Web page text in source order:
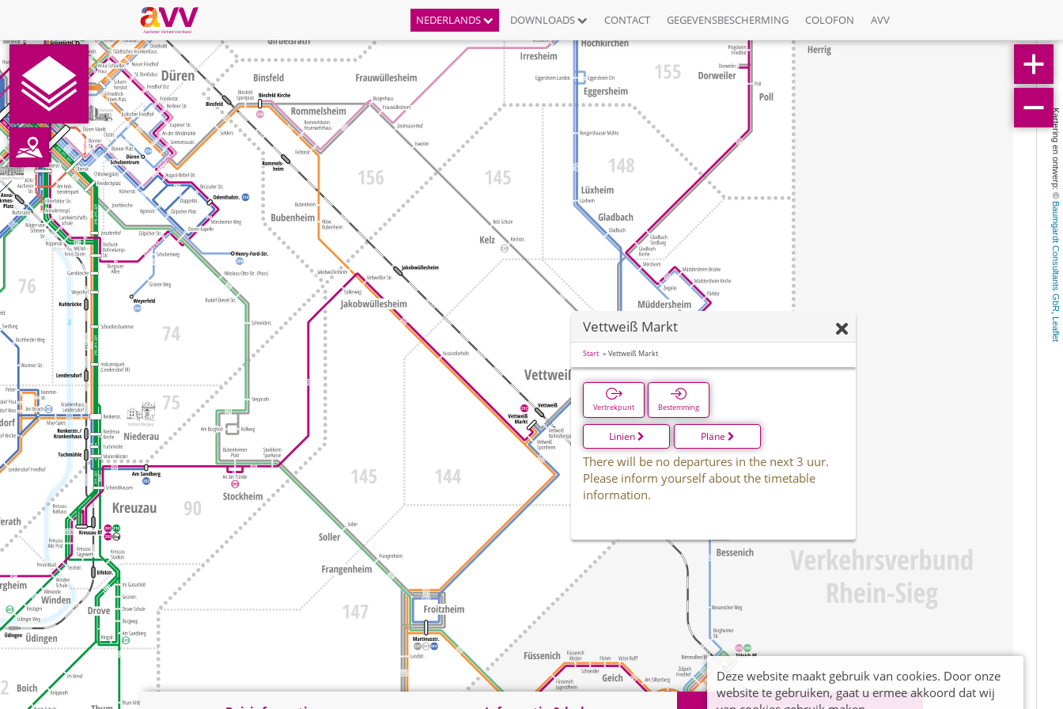
NEDERLANDS DOWNLOADS CONTACT GEGEVENSBESCHERMING COLOFON AVV
Kartering en ontwerp: ©
Baumgardt Consultants GbR
,
Leaflet
Vettweiß Markt
Start Vettweiß Markt
Vertrekpunt Bestemming
Linien Pläne
There will be no departures in the next 3 uur.
Please inform yourself about the timetable
information.
Deze website maakt gebruik van cookies. Door onze
website te gebruiken, gaat u ermee akkoord dat wij